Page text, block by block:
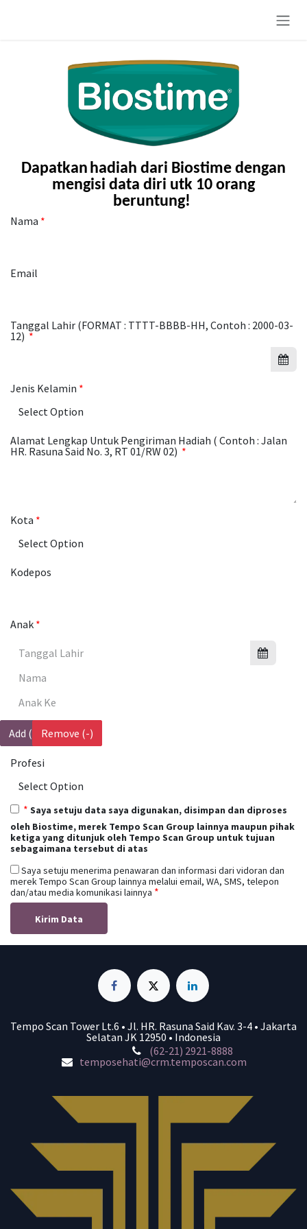
Dapatkan hadiah dari Biostime dengan
mengisi data diri utk 10 orang
beruntung!
Nama
Email
Tanggal Lahir (FORMAT : TTTT-BBBB-HH, Contoh : 2000-03-
12)
Jenis Kelamin
Alamat Lengkap Untuk Pengiriman Hadiah ( Contoh : Jalan
HR. Rasuna Said No. 3, RT 01/RW 02)
Kota
Kodepos
Anak
Add (+) Remove (-)
Profesi
Saya setuju data saya digunakan, disimpan dan diproses
oleh Biostime, merek Tempo Scan Group lainnya maupun pihak
ketiga yang ditunjuk oleh Tempo Scan Group untuk tujuan
sebagaimana tersebut di atas
Saya setuju menerima penawaran dan informasi dari vidoran dan
merek Tempo Scan Group lainnya melalui email, WA, SMS, telepon
dan/atau media komunikasi lainnya
Kirim Data
Tempo Scan Tower Lt.6 • Jl. HR. Rasuna Said Kav. 3-4 • Jakarta
Selatan JK 12950 • Indonesia
(62-21) 2921-8888
temposehati@crm.temposcan.com